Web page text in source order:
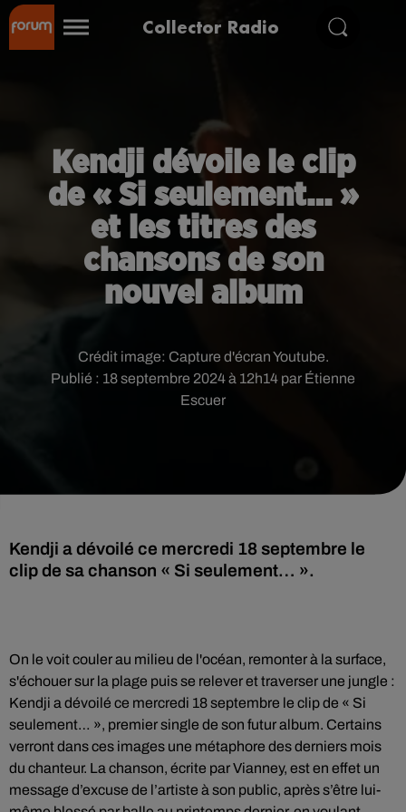
Collector Radio
Kendji dévoile le clip
de « Si seulement… »
et les titres des
chansons de son
nouvel album
Publié : 18 septembre 2024 à 12h14 par Étienne
Escuer
Crédit image: Capture d'écran Youtube.
Kendji a dévoilé ce mercredi 18 septembre le
clip de sa chanson « Si seulement… ».
On le voit couler au milieu de l'océan, remonter à la surface,
s'échouer sur la plage puis se relever et traverser une jungle :
Kendji a dévoilé ce mercredi 18 septembre le clip de « Si
seulement… », premier single de son futur album. Certains
verront dans ces images une métaphore des derniers mois
du chanteur. La chanson, écrite par Vianney, est en effet un
message d’excuse de l’artiste à son public, après s’être lui-